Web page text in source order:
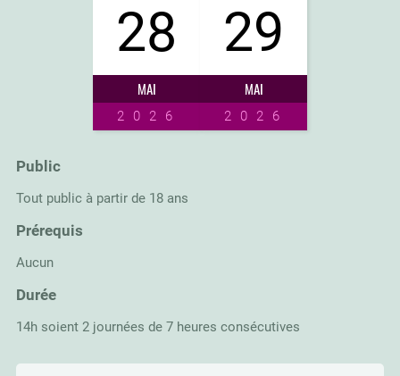
28
MAI
2026
29
MAI
2026
Public
Tout public à partir de 18 ans
Prérequis
Aucun
Durée
14h soient 2 journées de 7 heures consécutives